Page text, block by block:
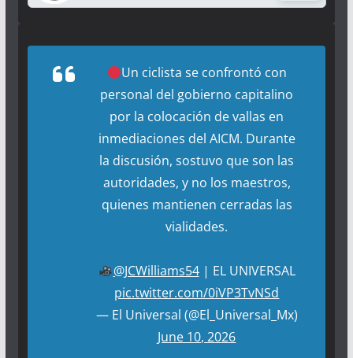
Un ciclista se confrontó con
personal del gobierno capitalino
por la colocación de vallas en
inmediaciones del AICM. Durante
la discusión, sostuvo que son las
autoridades, y no los maestros,
quienes mantienen cerradas las
vialidades.
@JCWilliams54| EL UNIVERSAL
pic.twitter.com/0iVP3TvNSd
— El Universal (@El_Universal_Mx)
June 10, 2026